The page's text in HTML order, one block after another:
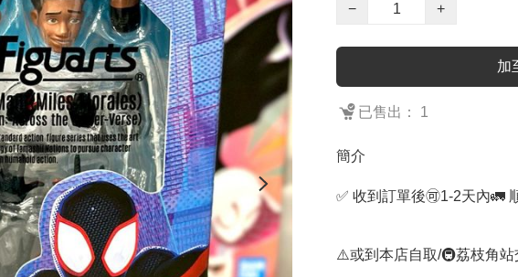
−
+
加
已售出： 1
簡介
✅ 收到訂單後🉑1-2天內🚛
⚠️或到本店自取/🚇荔枝角站